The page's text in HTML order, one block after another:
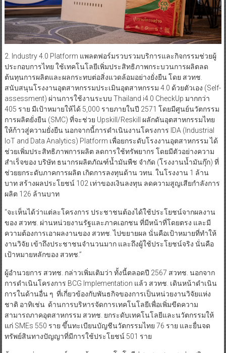
2. Industry 4.0 Platform แพลตฟอร์มรวบรวมบริการและกิจกรรมช่วยผู้
ประกอบการไทย ใช้เทคโนโลยีเพิ่มประสิทธิภาพกระบวนการผลิตลด
ต้นทุนการผลิตและผลกระทบต่อสิ่งแวดล้อมอย่างยั่งยืน โดย สวทช.
สนับสนุนโรงงานอุตสาหกรรมประเมินอุตสาหกรรม 4.0 ด้วยตัวเอง (Self-
assessment) ผ่านการใช้งานระบบ Thailand i4.0 CheckUp มากกว่า
405 ราย มีเป้าหมายให้ได้ 5,000 รายภายในปี 2571 โดยมีศูนย์นวัตกรรม
การผลิตยั่งยืน (SMC) ที่จะช่วย Upskill/Reskill ผลักดันอุตสาหกรรมไทย
ให้ก้าวสู่ความยั่งยืน นอกจากนี้การดำเนินงานโครงการ IDA (Industrial
IoT and Data Analytics) Platform เพื่อยกระดับโรงงานอุตสาหกรรม ได้
ช่วยเพิ่มประสิทธิภาพการผลิต ลดการใช้ทรัพยากร โดยมีตัวอย่างความ
สำเร็จของ บริษัท ธนากรผลิตภัณฑ์น้ำมันพืช จำกัด (โรงงานน้ำมันกุ๊ก) ที่
ช่วยยกระดับภาคการผลิต เกิดการลงทุนด้าน วทน. ในโรงงาน 1 ล้าน
บาท สร้างผลประโยชน์ 102 เท่าของเงินลงทุน ลดความสูญเสียกำลังการ
ผลิต 126 ล้านบาท
“จะเห็นได้ว่าแต่ละโครงการ ประชาชนต้องได้ใช้ประโยชน์จากผลงาน
ของ สวทช. ผ่านหน่วยงานรัฐและภาคเอกชน ที่มีหน้าที่โดยตรง และมี
ความต้องการเอาผลงานของ สวทช. ไปขยายผล นั่นคือเป้าหมายที่ทำให้
งานวิจัย เข้าถึงประชาชนจำนวนมาก และถึงผู้ใช้ประโยชน์จริง นั่นคือ
เป้าหมายหลักของ สวทช.”
ผู้อำนวยการ สวทช. กล่าวเพิ่มเติมว่า ทั้งนี้ตลอดปี 2567 สวทช. นอกจาก
การดำเนินโครงการ BCG Implementation แล้ว สวทช. เดินหน้าดำเนิน
การในด้านอื่น ๆ ที่เกี่ยวข้องกับพันธกิจของการเป็นหน่วยงานวิจัยแห่ง
ชาติ อาทิเช่น ด้านการบริหารจัดการเทคโนโลยีเพื่อเพิ่มขีดความ
สามารถภาคอุตสาหกรรม สวทช. ยกระดับเทคโนโลยีและนวัตกรรมให้
แก่ SMEs 550 ราย ขึ้นทะเบียนบัญชีนวัตกรรมไทย 76 ราย และยื่นจด
ทรัพย์สินทางปัญญาที่มีการใช้ประโยชน์ 501 ราย